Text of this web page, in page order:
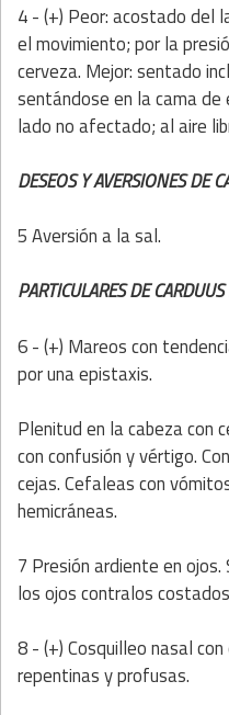
4 - (+) Peor: acostado del
el movimiento; por la
cerveza. Mejor: sentado
sentándose en la cama
lado no afectado; al aire
DESEOS Y AVERSIONES DE
5 Aversión a la sal.
PARTICULARES DE
6 - (+) Mareos con
por una epistaxis.
Plenitud en la cabeza con
con confusión y vértigo.
cejas. Cefaleas con
hemicráneas.
7 Presión ardiente en
los ojos contralos
8 - (+) Cosquilleo nasal
repentinas y profusas.